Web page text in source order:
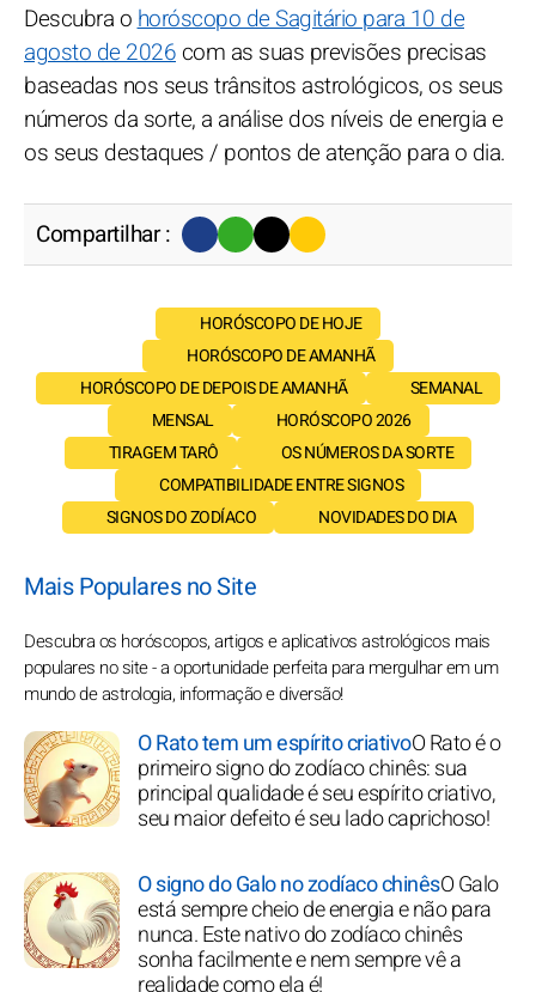
Descubra ohoróscopo de Sagitário para 10 de
agosto de 2026com as suas previsões precisas
baseadas nos seus trânsitos astrológicos, os seus
números da sorte, a análise dos níveis de energia e
os seus destaques / pontos de atenção para o dia.
Compartilhar :
HORÓSCOPO DE HOJE
HORÓSCOPO DE AMANHÃ
HORÓSCOPO DE DEPOIS DE AMANHÃ
SEMANAL
MENSAL
HORÓSCOPO 2026
TIRAGEM TARÔ
OS NÚMEROS DA SORTE
COMPATIBILIDADE ENTRE SIGNOS
SIGNOS DO ZODÍACO
NOVIDADES DO DIA
Mais Populares no Site
Descubra os horóscopos, artigos e aplicativos astrológicos mais
populares no site - a oportunidade perfeita para mergulhar em um
mundo de astrologia, informação e diversão!
O Rato tem um espírito criativoO Rato é o
primeiro signo do zodíaco chinês: sua
principal qualidade é seu espírito criativo,
seu maior defeito é seu lado caprichoso!
O signo do Galo no zodíaco chinêsO Galo
está sempre cheio de energia e não para
nunca. Este nativo do zodíaco chinês
sonha facilmente e nem sempre vê a
realidade como ela é!